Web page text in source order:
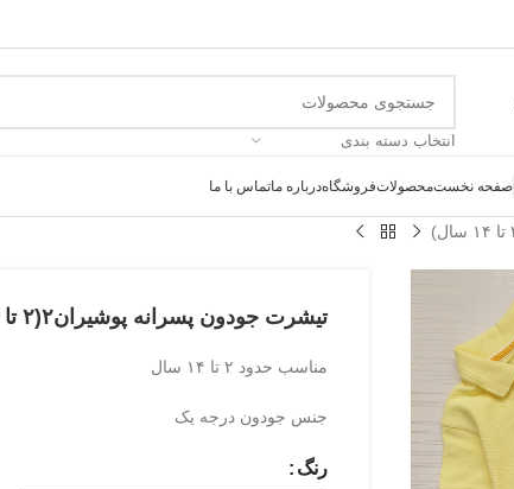
انتخاب دسته بندی
صفحه نخستمحصولاتفروشگاهدرباره ماتماس با ما
تیشرت جودون پسرانه پوشیران۲(۲ تا ۱۴ سال)
مناسب حدود ۲ تا ۱۴ سال
جنس جودون درجه یک
رنگ